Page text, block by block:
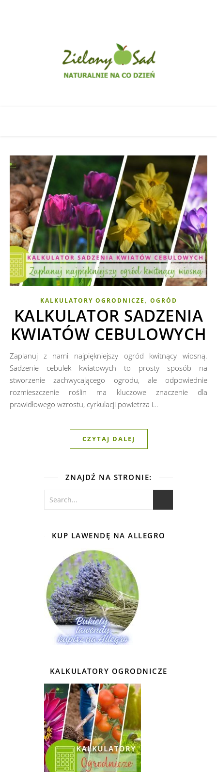
KALKULATORY OGRODNICZE , OGRÓD
KALKULATOR SADZENIA
KWIATÓW CEBULOWYCH
Zaplanuj z nami najpiękniejszy ogród kwitnący wiosną.
Sadzenie cebulek kwiatowych to prosty sposób na
stworzenie zachwycającego ogrodu, ale odpowiednie
rozmieszczenie roślin ma kluczowe znaczenie dla
prawidłowego wzrostu, cyrkulacji powietrza i…
CZYTAJ DALEJ
ZNAJDŹ NA STRONIE:
KUP LAWENDĘ NA ALLEGRO
KALKULATORY OGRODNICZE